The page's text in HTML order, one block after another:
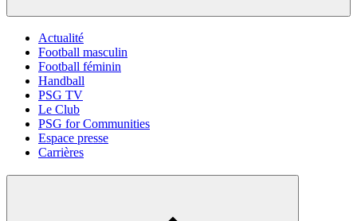
Actualité
Football masculin
Football féminin
Handball
PSG TV
Le Club
PSG for Communities
Espace presse
Carrières